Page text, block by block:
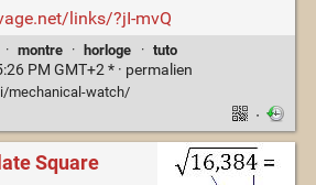
links/?jI-mvQ
· montre · horloge · tuto
PM GMT+2 * · permalien
mechanical-watch/
·
Square